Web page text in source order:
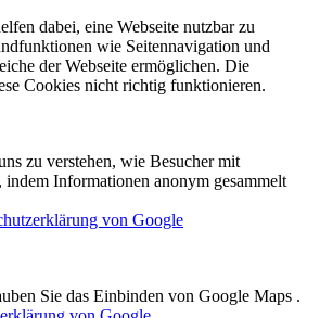
dabei, eine Webseite nutzbar zu
wie Seitennavigation und
der Webseite ermöglichen. Die
Cookies nicht richtig funktionieren.
zu verstehen, wie Besucher mit
indem Informationen anonym gesammelt
von Google
Sie das Einbinden von Google Maps .